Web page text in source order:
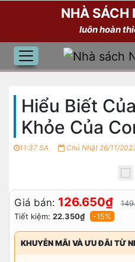
NHÀ SÁCH
luôn hoàn
Hiểu Biết
Khỏe Của
11:37 SA Chủ Nhật 26/11/
Giá bán: 126.650₫
Tiết kiệm: 22.350₫ -15%
KHUYỄN MÃI VÀ ƯU ĐÃI TỪ